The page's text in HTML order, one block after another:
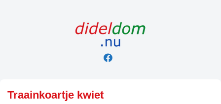
Traainkoartje kwiet